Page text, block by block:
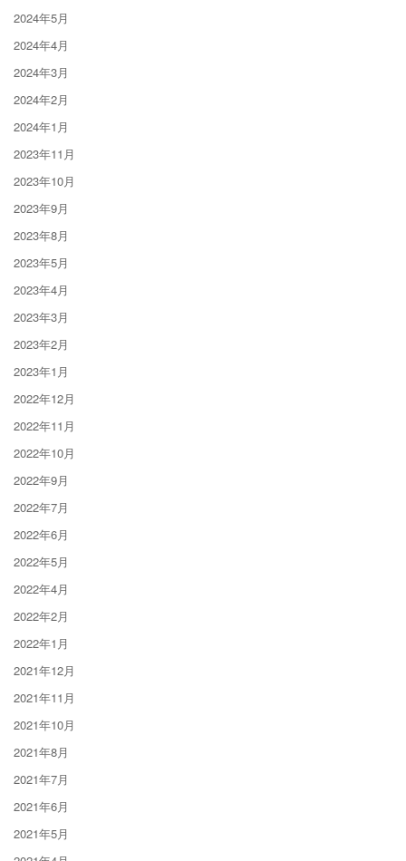
2024年5月
2024年4月
2024年3月
2024年2月
2024年1月
2023年11月
2023年10月
2023年9月
2023年8月
2023年5月
2023年4月
2023年3月
2023年2月
2023年1月
2022年12月
2022年11月
2022年10月
2022年9月
2022年7月
2022年6月
2022年5月
2022年4月
2022年2月
2022年1月
2021年12月
2021年11月
2021年10月
2021年8月
2021年7月
2021年6月
2021年5月